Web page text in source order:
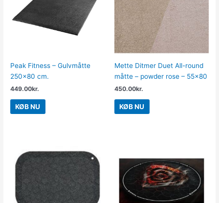
Peak Fitness – Gulvmåtte
250×80 cm.
449.00kr.
KØB NU
Mette Ditmer Duet All-round
måtte – powder rose – 55×80
450.00kr.
KØB NU